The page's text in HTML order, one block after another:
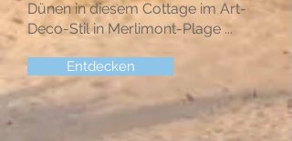
Dünen in diesem Cottage im Art-
Deco-Stil in Merlimont-Plage ...
Entdecken